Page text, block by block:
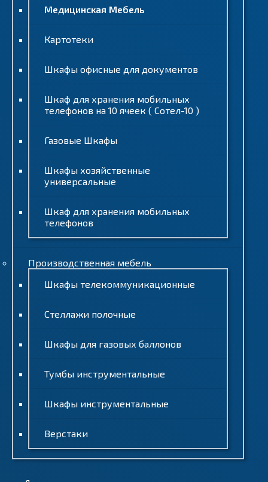
Медицинская Мебель
Картотеки
Шкафы офисные для документов
Шкаф для хранения мобильных
телефонов на 10 ячеек ( Сотел-10 )
Газовые Шкафы
Шкафы хозяйственные
универсальные
Шкаф для хранения мобильных
телефонов
Производственная мебель
Шкафы телекоммуникационные
Стеллажи полочные
Шкафы для газовых баллонов
Тумбы инструментальные
Шкафы инструментальные
Верстаки